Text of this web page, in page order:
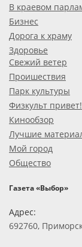
В краевом
Бизнес
Дорога к храму
Здоровье
Свежий ветер
Проишествия
Парк культуры
Физкульт привет!
Кинообзор
Лучшие
Мой город
Общество
Газета «Выбор»
Адрес:
692760,